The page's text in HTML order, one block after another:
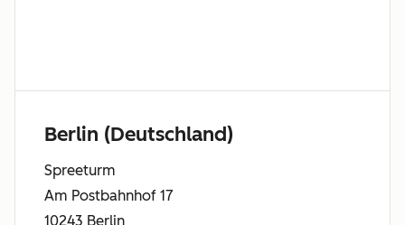
Berlin (Deutschland)
Spreeturm
Am Postbahnhof 17
10243 Berlin